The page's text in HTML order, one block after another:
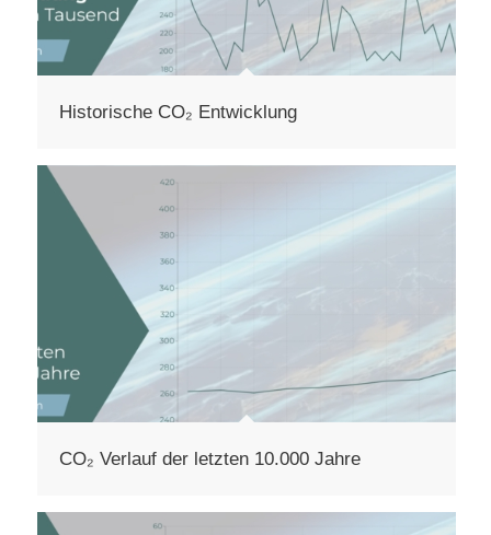
Historische CO₂ Entwicklung
CO₂ Verlauf der letzten 10.000 Jahre